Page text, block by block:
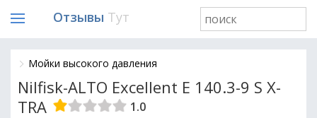
Отзывы Тут
Мойки высокого давления
Nilfisk-ALTO Excellent E 140.3-9 S X-
TRA
1.0